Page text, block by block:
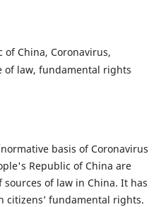
of China, Coronavirus,
of law, fundamental rights
basis of Coronavirus
Republic of China are
of law in China. It has
citizens’ fundamental rights.